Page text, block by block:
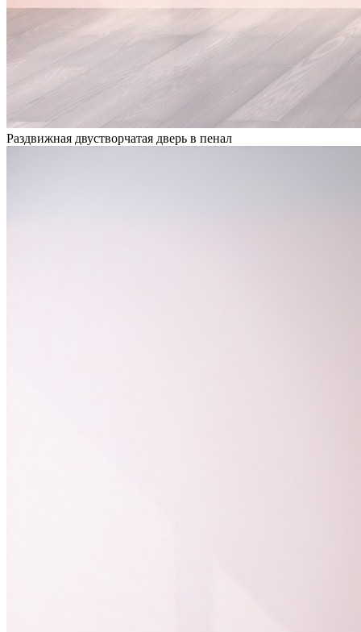
Раздвижная двустворчатая дверь в пенал